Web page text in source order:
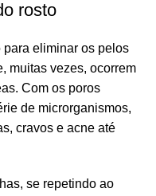
rosto
para eliminar os pelos
muitas vezes, ocorrem
Com os poros
de microrganismos,
cravos e acne até
se repetindo ao